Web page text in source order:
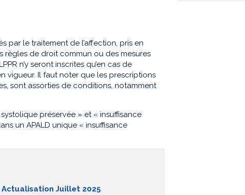
par le traitement de l’affection, pris en
règles de droit commun ou des mesures
n’y seront inscrites qu’en cas de
vigueur. Il faut noter que les prescriptions
sont assorties de conditions, notamment
préservée » et « insuffisance
un APALD unique « insuffisance
Actualisation Juillet 2025